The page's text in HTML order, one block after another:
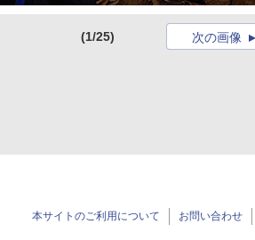
(1/25) 次の画像
本サイトのご利用について お問い合わせ